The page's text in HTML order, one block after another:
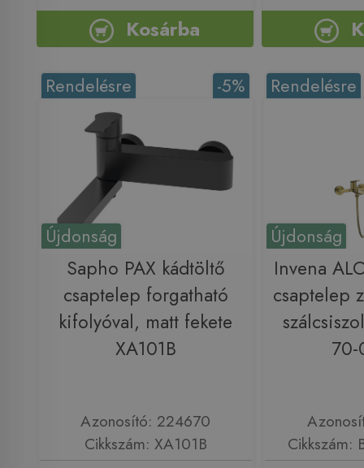
Kosárba
Újdonság
-5%
Rendelésre
Sapho PAX kádtöltő
csaptelep forgatható
kifolyóval, matt fekete
XA101B
Azonosító: 224670
Cikkszám: XA101B
Újdonság
Rendelésre
Invena
csaptelep
Cikkszám: